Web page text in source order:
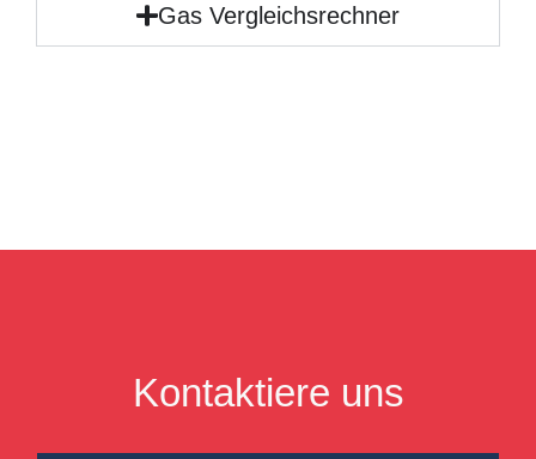
Gas Vergleichsrechner
Kontaktiere uns